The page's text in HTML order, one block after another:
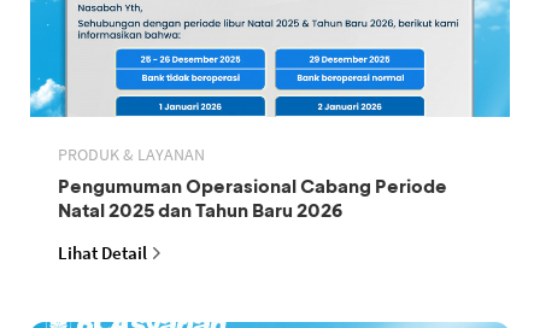
PRODUK & LAYANAN
Pengumuman Operasional Cabang Periode
Natal 2025 dan Tahun Baru 2026
Lihat Detail